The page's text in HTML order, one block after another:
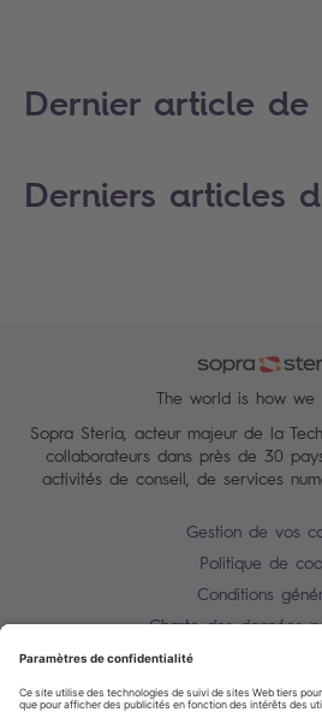
Dernier article de
Derniers articles
The world is how we
Sopra Steria, acteur majeur de la
collaborateurs dans près de 30
activités de conseil, de services
Gestion de vos
Politique de
Conditions
Charte des données
Alerte Tentative d'escroquerie /
Plan du site